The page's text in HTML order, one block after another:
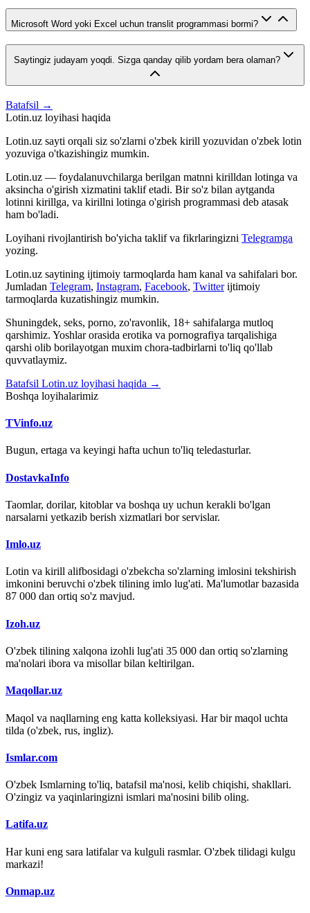
Microsoft Word yoki Excel uchun translit programmasi bormi?
Saytingiz judayam yoqdi. Sizga qanday qilib yordam bera olaman?
Batafsil →
Lotin.uz loyihasi haqida
Lotin.uz sayti orqali siz so'zlarni o'zbek kirill yozuvidan o'zbek lotin
yozuviga o'tkazishingiz mumkin.
Lotin.uz — foydalanuvchilarga berilgan matnni kirilldan lotinga va
aksincha o'girish xizmatini taklif etadi. Bir so'z bilan aytganda
lotinni kirillga, va kirillni lotinga o'girish programmasi deb atasak
ham bo'ladi.
Loyihani rivojlantirish bo'yicha taklif va fikrlaringizni Telegramga
yozing.
Lotin.uz saytining ijtimoiy tarmoqlarda ham kanal va sahifalari bor.
Jumladan Telegram, Instagram, Facebook, Twitter ijtimoiy
tarmoqlarda kuzatishingiz mumkin.
Shuningdek, seks, porno, zo'ravonlik, 18+ sahifalarga mutloq
qarshimiz. Yoshlar orasida erotika va pornografiya tarqalishiga
qarshi olib borilayotgan muxim chora-tadbirlarni to'liq qo'llab
quvvatlaymiz.
Batafsil Lotin.uz loyihasi haqida →
Boshqa loyihalarimiz
TVinfo.uz
Bugun, ertaga va keyingi hafta uchun to'liq teledasturlar.
DostavkaInfo
Taomlar, dorilar, kitoblar va boshqa uy uchun kerakli bo'lgan
narsalarni yetkazib berish xizmatlari bor servislar.
Imlo.uz
Lotin va kirill alifbosidagi o'zbekcha so'zlarning imlosini tekshirish
imkonini beruvchi o'zbek tilining imlo lug'ati. Ma'lumotlar bazasida
87 000 dan ortiq so'z mavjud.
Izoh.uz
O'zbek tilining xalqona izohli lug'ati 35 000 dan ortiq so'zlarning
ma'nolari ibora va misollar bilan keltirilgan.
Maqollar.uz
Maqol va naqllarning eng katta kolleksiyasi. Har bir maqol uchta
tilda (o'zbek, rus, ingliz).
Ismlar.com
O'zbek Ismlarning to'liq, batafsil ma'nosi, kelib chiqishi, shakllari.
O'zingiz va yaqinlaringizni ismlari ma'nosini bilib oling.
Latifa.uz
Har kuni eng sara latifalar va kulguli rasmlar. O'zbek tilidagi kulgu
markazi!
Onmap.uz